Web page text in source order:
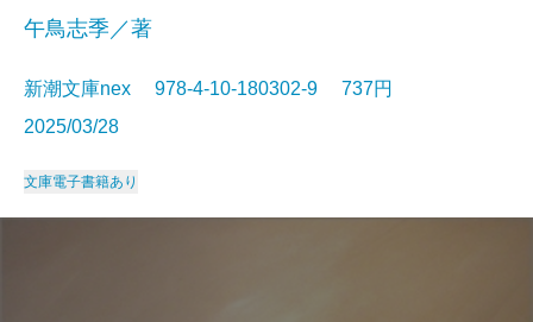
午鳥志季／著
新潮文庫nex 978-4-10-180302-9 737円
2025/03/28
文庫電子書籍あり